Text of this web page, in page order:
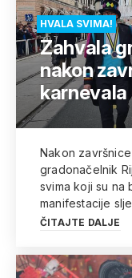
HVALA SVIMA!
Zahvala
nakon
karnevala
Nakon
gradonačelnik
svima koji su na
manifestacije
ČITAJTE DALJE